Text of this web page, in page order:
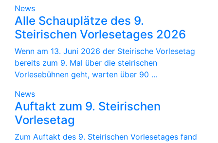
News
Alle Schauplätze des 9.
Steirischen Vorlesetages 2026
Wenn am 13. Juni 2026 der Steirische Vorlesetag
bereits zum 9. Mal über die steirischen
Vorlesebühnen geht, warten über 90 …
News
Auftakt zum 9. Steirischen
Vorlesetag
Zum Auftakt des 9. Steirischen Vorlesetages fand